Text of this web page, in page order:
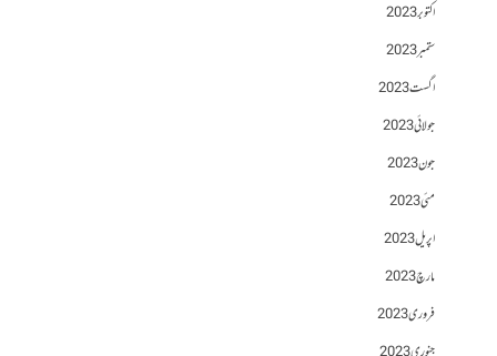
اکتوبر 2023
ستمبر 2023
اگست 2023
جولائی 2023
جون 2023
مئی 2023
اپریل 2023
مارچ 2023
فروری 2023